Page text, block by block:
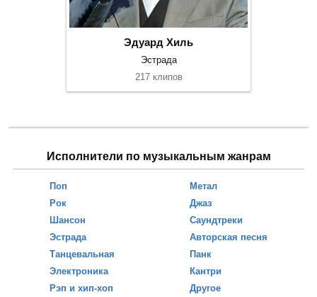
Эдуард Хиль
Эстрада
217 клипов
Исполнители по музыкальным жанрам
Поп
Рок
Шансон
Эстрада
Танцевальная
Электроника
Рэп и хип-хоп
Метал
Джаз
Саундтреки
Авторская песня
Панк
Кантри
Другое